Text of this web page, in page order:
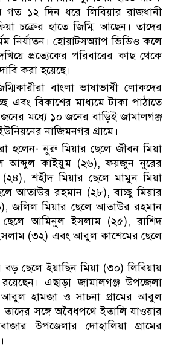
১২ দিন ধরে লিবিয়ার রাজধানী
চক্রের হাতে জিম্মি আছেন। তাদের
নির্যাতন। হোয়াটসঅ্যাপ ভিডিও কলে
প্রত্যেকের পরিবারের কাছ থেকে
করা হয়েছে।
বাংলা ভাষাভাষী লোকদের
এবং বিকাশের মাধ্যমে টাকা পাঠাতে
মধ্যে ১০ জনের বাড়িই জামালগঞ্জ
নাজিমনগর গ্রামে।
হলেন- নুরু মিয়ার ছেলে জীবন মিয়া
আব্দুল কাইয়ুম (২৬), ফয়জুন নুরের
শহীদ মিয়ার ছেলে মামুন মিয়া
আতাউর রহমান (২৮), বাচ্ছু মিয়ার
জলিল মিয়ার ছেলে আতাউর রহমান
আমিনুল ইসলাম (২৫), রাশিদ
(৩২) এবং আবুল কাশেমের ছেলে
ছেলে ইয়াছিন মিয়া (৩০) লিবিয়ায়
এছাড়া জামালগঞ্জ উপজেলা
আবুল হামজা ও সাচনা গ্রামের আবুল
সঙ্গে অবৈধপথে ইতালি যাওয়ার
উপজেলার দোহালিয়া গ্রামের